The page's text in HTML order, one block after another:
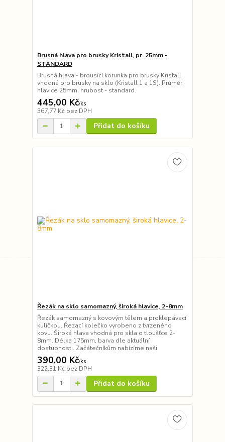
Brusná hlava pro brusky Kristall, pr. 25mm -
STANDARD
Brusná hlava - brousící korunka pro brusky Kristall
vhodná pro brusky na sklo (Kristall 1 a 1S). Průměr
hlavice 25mm, hrubost - standard.
445,00 Kč/ks
367,77 Kč bez DPH
Přidat do košíku
Řezák na sklo samomazný, široká hlavice, 2-8mm
Řezák samomazný s kovovým tělem a proklepávací
kuličkou. Řezací kolečko vyrobeno z tvrzeného
kovu. Široká hlava vhodná pro skla o tloušťce 2-
8mm. Délka 175mm, barva dle aktuální
dostupnosti. Začátečníkům nabízíme naši
390,00 Kč/ks
322,31 Kč bez DPH
Přidat do košíku